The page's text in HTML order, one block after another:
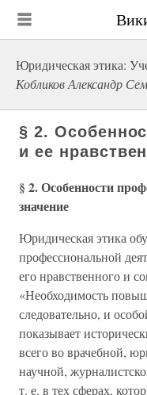
Юридическая этика:
Кобликов Александр
§ 2.
и ее
§ 2. Особенности
значение
Юридическая этика
профессиональной
его нравственного и
«Необходимость
следовательно, и
показывает
всего во врачебной,
научной,
т. е. в тех сферах,